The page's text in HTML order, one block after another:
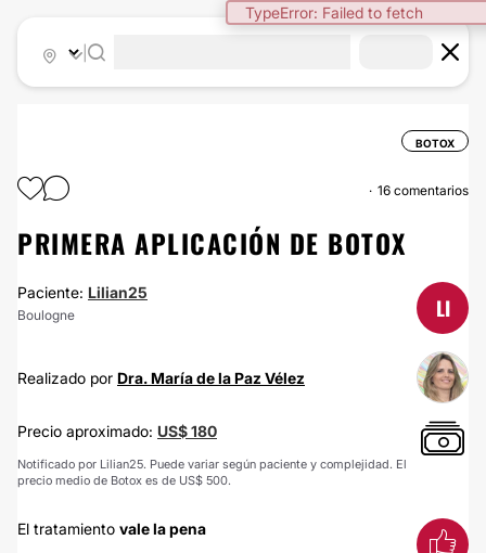
TypeError: Failed to fetch
BOTOX
16 comentarios
PRIMERA APLICACIÓN DE BOTOX
Paciente: Lilian25
Boulogne LI
Realizado por Dra. María de la Paz Vélez
Precio aproximado: US$ 180
Notificado por Lilian25. Puede variar según paciente y complejidad. El
precio medio de Botox es de US$ 500.
El tratamiento vale la pena